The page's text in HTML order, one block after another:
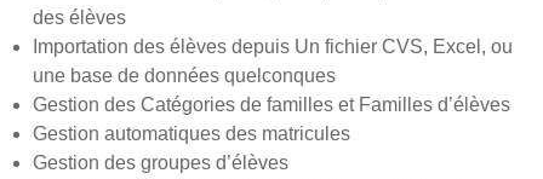
des élèves
Importation des élèves depuis Un fichier CVS, Excel, ou
une base de données quelconques
Gestion des Catégories de familles et Familles d’élèves
Gestion automatiques des matricules
Gestion des groupes d’élèves